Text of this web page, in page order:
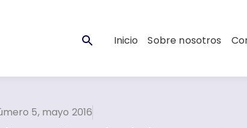
Inicio Sobre nosotros
5, mayo 2016